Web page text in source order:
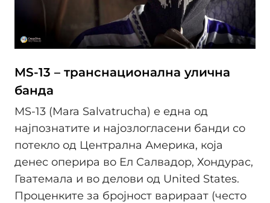
MS-13 – транснационална улична
банда
MS-13 (Mara Salvatrucha) е една од
најпознатите и најозлогласени банди со
потекло од Централна Америка, која
денес оперира во Ел Салвадор, Хондурас,
Гватемала и во делови од United States.
Проценките за бројност варираат (често